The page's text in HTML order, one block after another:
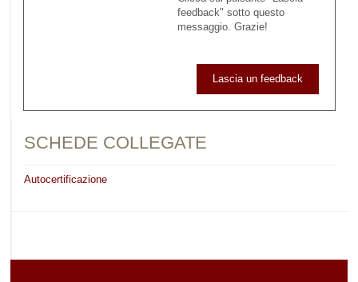
feedback" sotto questo
messaggio. Grazie!
Lascia un feedback
SCHEDE COLLEGATE
Autocertificazione